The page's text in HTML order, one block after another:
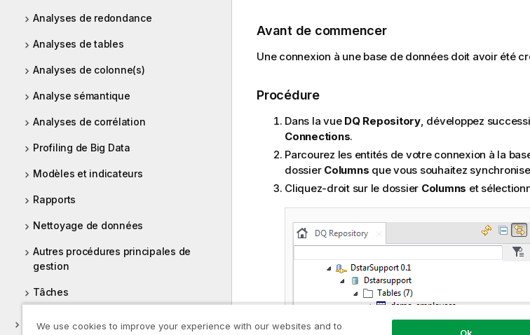
Analyses de redondance
Analyses de tables
Analyses de colonne(s)
Analyse sémantique
Analyses de corrélation
Profiling de Big Data
Modèles et indicateurs
Rapports
Nettoyage de données
Autres procédures principales de
gestion
Tâches
MDM (déprécié)
Avant de commencer
Une connexion à une base de données doit avoir été
Procédure
Dans la vue DQ Repository, développez
Connections.
Parcourez les entités de votre connexion à la
dossier Columns que vous souhaitez
Cliquez-droit sur le dossier Columns et
We use cookies to improve your experience with our websites and to